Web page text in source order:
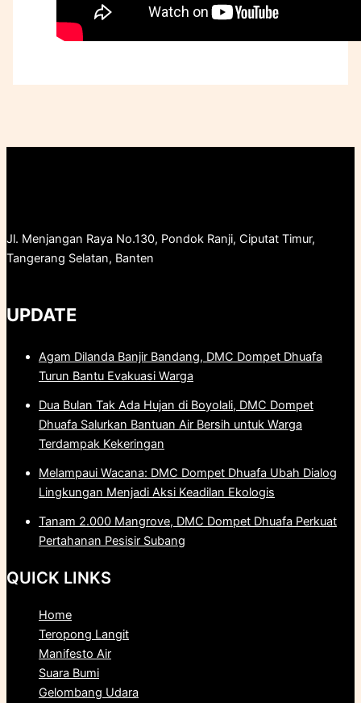
Jl. Menjangan Raya No.130, Pondok Ranji, Ciputat Timur,
Tangerang Selatan, Banten
UPDATE
Agam Dilanda Banjir Bandang, DMC Dompet Dhuafa
Turun Bantu Evakuasi Warga
Dua Bulan Tak Ada Hujan di Boyolali, DMC Dompet
Dhuafa Salurkan Bantuan Air Bersih untuk Warga
Terdampak Kekeringan
Melampaui Wacana: DMC Dompet Dhuafa Ubah Dialog
Lingkungan Menjadi Aksi Keadilan Ekologis
Tanam 2.000 Mangrove, DMC Dompet Dhuafa Perkuat
Pertahanan Pesisir Subang
QUICK LINKS
Home
Teropong Langit
Manifesto Air
Suara Bumi
Gelombang Udara